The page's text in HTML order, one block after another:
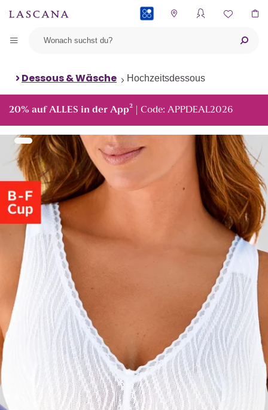
Dessous & Wäsche Hochzeitsdessous
20% auf ALLES in der App² | Code: APPDEAL2026